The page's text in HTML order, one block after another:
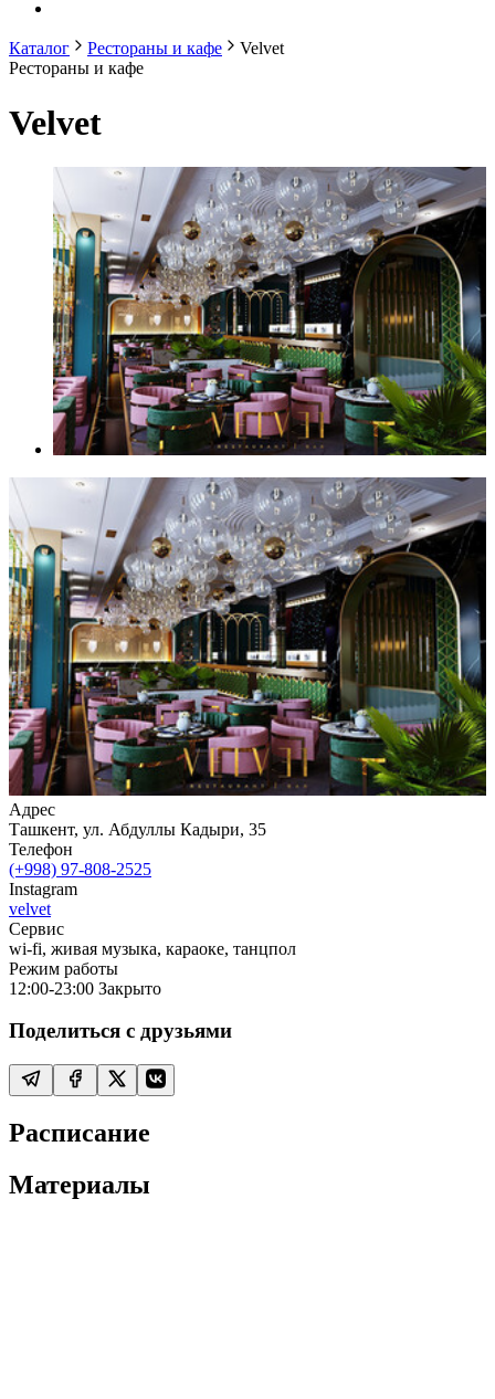
Каталог Рестораны и кафе
Velvet
Рестораны и кафе
Velvet
Адрес
Ташкент, ул. Абдуллы Кадыри, 35
Телефон
(+998) 97-808-2525
Instagram
velvet
Сервис
wi-fi, живая музыка, караоке, танцпол
Режим работы
12:00-23:00 Закрыто
Поделиться с друзьями
Расписание
Материалы